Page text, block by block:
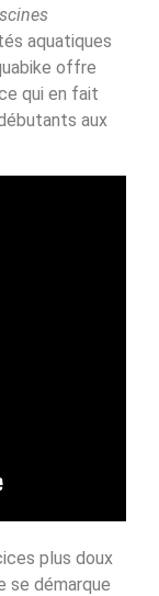
aquatiques
offre
qui en fait
aux
plus doux
se démarque